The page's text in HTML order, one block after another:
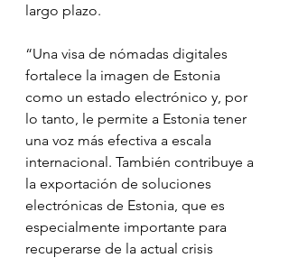
largo plazo.
“Una visa de nómadas digitales
fortalece la imagen de Estonia
como un estado electrónico y, por
lo tanto, le permite a Estonia tener
una voz más efectiva a escala
internacional. También contribuye a
la exportación de soluciones
electrónicas de Estonia, que es
especialmente importante para
recuperarse de la actual crisis